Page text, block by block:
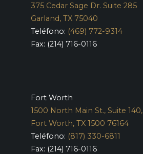
375 Cedar Sage Dr. Suite 285
Garland, TX 75040
Teléfono: (469) 772-9314
Fax: (214) 716-0116
Fort Worth
1500 North Main St., Suite 140,
Fort Worth, TX 1500 76164
Teléfono: (817) 330-6811
Fax: (214) 716-0116